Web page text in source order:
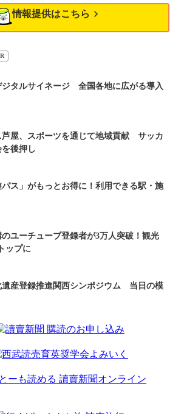
情報提供はこちら
ジタルサイネージ 全国各地に広がる導入
芦屋、スポーツを通じて地域貢献 サッカ
後押し
パス」がもっとお得に！利用できる駅・施
ユーチューブ登録者が3万人突破！観光
ップに
遺産登録推進関西シンポジウム 当日の模